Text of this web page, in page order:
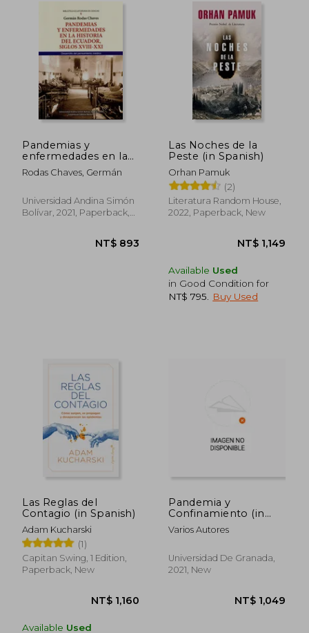
Pandemias y
enfermedades en la
historia del Ecuador,
siglos XVIII-XXI.
pensamiento médica
(in Spanish)
Rodas Chaves, Germán
Universidad Andina Simón
Bolívar, 2021, Paperback,
Las Noches de la
Peste (in Spanish)
Orhan Pamuk
(2)
Literatura Random House,
2022, Paperback, New
NT$
Available Used
in Good Condition for
NT$ 795
Buy Used
Las Reglas del
Contagio (in Spanish)
Adam Kucharski
(1)
Capitan Swing, 1 Edition,
Paperback, New
Available Used
Pandemia y
Confinamiento (in
Spanish)
Varios Autores
Universidad De Granada,
2021, New